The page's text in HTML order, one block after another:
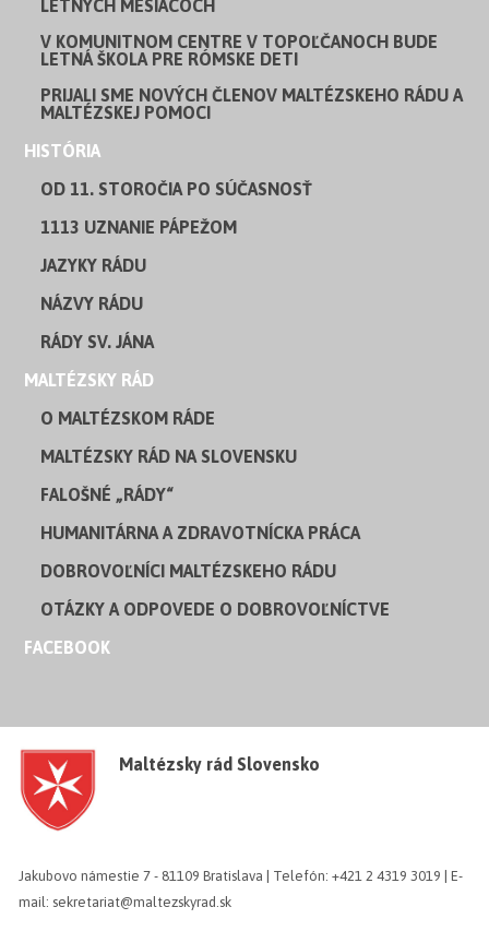
LETNÝCH MESIACOCH
V KOMUNITNOM CENTRE V TOPOĽČANOCH BUDE
LETNÁ ŠKOLA PRE RÓMSKE DETI
PRIJALI SME NOVÝCH ČLENOV MALTÉZSKEHO RÁDU A
MALTÉZSKEJ POMOCI
HISTÓRIA
OD 11. STOROČIA PO SÚČASNOSŤ
1113 UZNANIE PÁPEŽOM
JAZYKY RÁDU
NÁZVY RÁDU
RÁDY SV. JÁNA
MALTÉZSKY RÁD
O MALTÉZSKOM RÁDE
MALTÉZSKY RÁD NA SLOVENSKU
FALOŠNÉ „RÁDY“
HUMANITÁRNA A ZDRAVOTNÍCKA PRÁCA
DOBROVOĽNÍCI MALTÉZSKEHO RÁDU
OTÁZKY A ODPOVEDE O DOBROVOĽNÍCTVE
FACEBOOK
Maltézsky rád Slovensko
Jakubovo námestie 7 - 81109 Bratislava | Telefón: +421 2 4319 3019 | E-
mail: sekretariat@maltezskyrad.sk